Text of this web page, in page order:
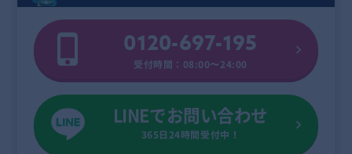
0120-697-195
受付時間：08:00〜24:00
LINEでお問い合わせ
365日24時間受付中！